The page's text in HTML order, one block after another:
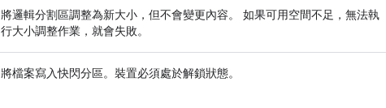
將邏輯分割區調整為新大小，但不會變更內容。 如果可用空間不足，無法執
行大小調整作業，就會失敗。
將檔案寫入快閃分區。裝置必須處於解鎖狀態。